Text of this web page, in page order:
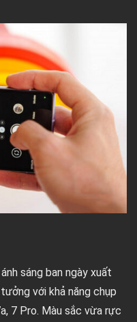
sáng ban ngày xuất
với khả năng chụp
7 Pro. Màu sắc vừa rực